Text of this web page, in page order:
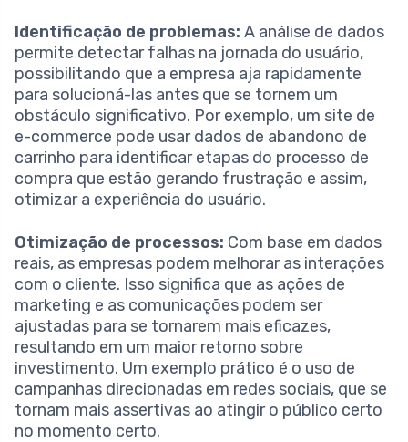
Identificação de problemas: A análise de dados
permite detectar falhas na jornada do usuário,
possibilitando que a empresa aja rapidamente
para solucioná-las antes que se tornem um
obstáculo significativo. Por exemplo, um site de
e-commerce pode usar dados de abandono de
carrinho para identificar etapas do processo de
compra que estão gerando frustração e assim,
otimizar a experiência do usuário.
Otimização de processos: Com base em dados
reais, as empresas podem melhorar as interações
com o cliente. Isso significa que as ações de
marketing e as comunicações podem ser
ajustadas para se tornarem mais eficazes,
resultando em um maior retorno sobre
investimento. Um exemplo prático é o uso de
campanhas direcionadas em redes sociais, que se
tornam mais assertivas ao atingir o público certo
no momento certo.